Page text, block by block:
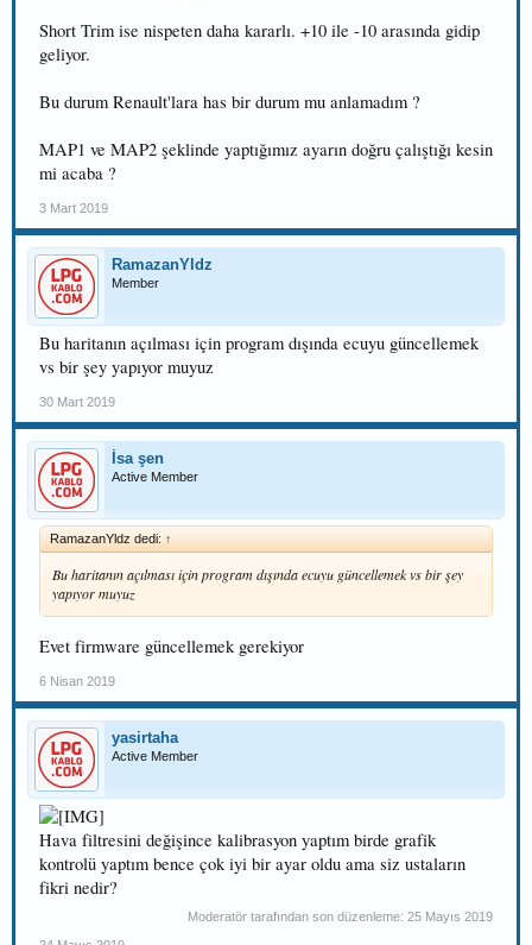
Short Trim ise nispeten daha kararlı. +10 ile -10 arasında gidip
geliyor.
Bu durum Renault'lara has bir durum mu anlamadım ?
MAP1 ve MAP2 şeklinde yaptığımız ayarın doğru çalıştığı kesin
mi acaba ?
3 Mart 2019
RamazanYldz
Member
Bu haritanın açılması için program dışında ecuyu güncellemek
vs bir şey yapıyor muyuz
30 Mart 2019
İsa şen
Active Member
RamazanYldz dedi: ↑
Bu haritanın açılması için program dışında ecuyu güncellemek vs bir şey
yapıyor muyuz
Evet firmware güncellemek gerekiyor
6 Nisan 2019
yasirtaha
Active Member
Hava filtresini değişince kalibrasyon yaptım birde grafik
kontrolü yaptım bence çok iyi bir ayar oldu ama siz ustaların
fikri nedir?
Moderatör tarafından son düzenleme: 25 Mayıs 2019